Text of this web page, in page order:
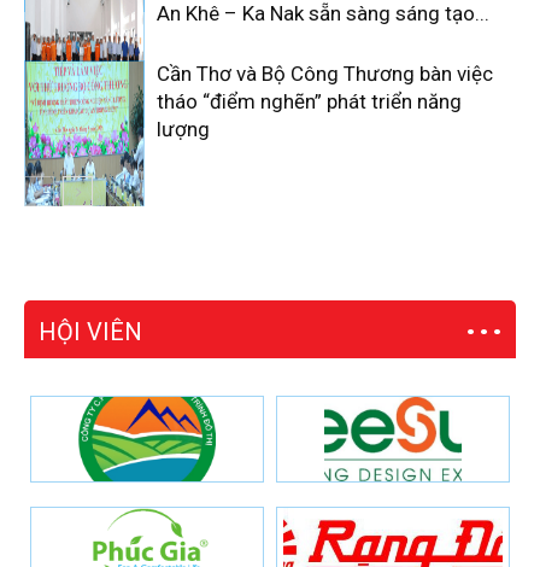
An Khê – Ka Nak sẵn sàng sáng tạo...
Cần Thơ và Bộ Công Thương bàn việc
tháo “điểm nghẽn” phát triển năng
lượng
HỘI VIÊN